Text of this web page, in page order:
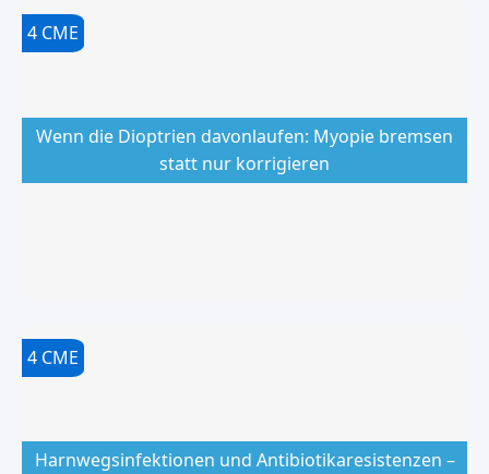
Wenn die Dioptrien davonlaufen: Myopie bremsen
statt nur korrigieren
4 CME
Harnwegsinfektionen und Antibiotikaresistenzen –
4 CME